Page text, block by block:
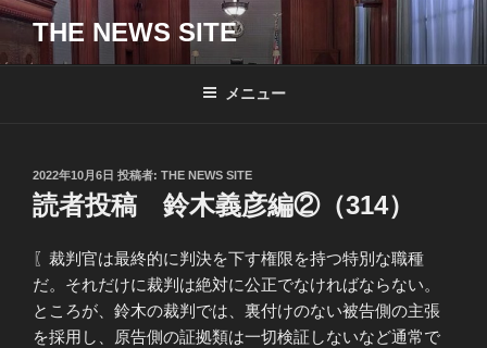
コ
テ
THE NEWS SITE
メニュー
投
稿
日:
2022年10月6日 投稿者: THE NEWS SITE
読者投稿 鈴木義彦編②（314）
〖裁判官は最終的に判決を下す権限を持つ特別な職種
だ。それだけに裁判は絶対に公正でなければならない。
ところが、鈴木の裁判では、裏付けのない被告側の主張
を採用し、原告側の証拠類は一切検証しないなど通常で